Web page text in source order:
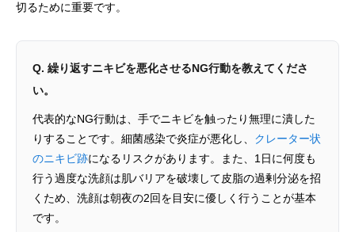
切るために重要です。
Q. 繰り返すニキビを悪化させるNG行動を教えてくださ
い。
代表的なNG行動は、手でニキビを触ったり無理に潰した
りすることです。細菌感染で炎症が悪化し、 クレーター状
のニキビ跡になるリスクがあります。また、1日に何度も
行う過度な洗顔は肌バリアを破壊して皮脂の過剰分泌を招
くため、洗顔は朝夜の2回を目安に優しく行うことが基本
です。